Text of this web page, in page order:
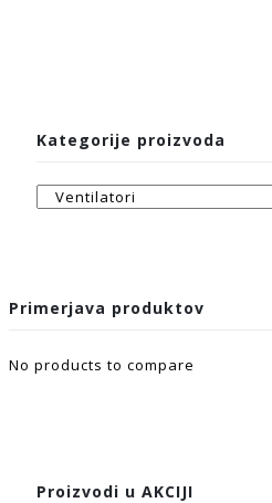
Kategorije proizvoda
Primerjava produktov
No products to compare
Proizvodi u AKCIJI